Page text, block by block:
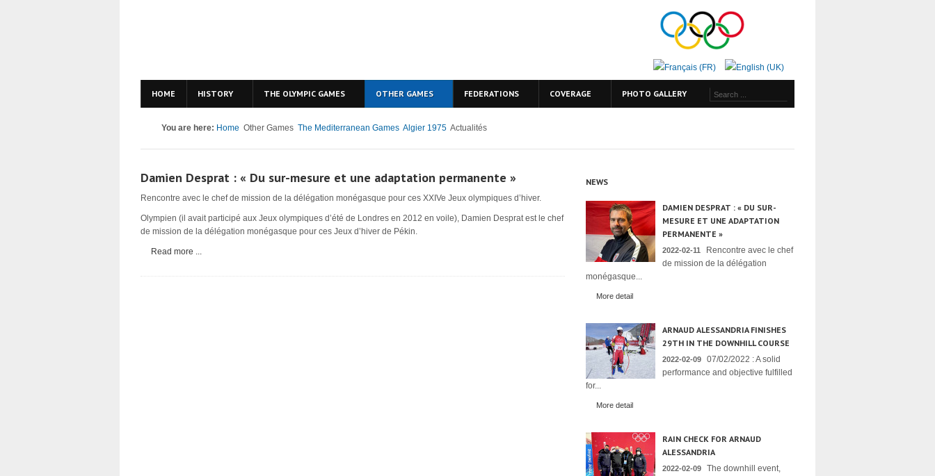
HOME HISTORY THE OLYMPIC GAMES OTHER GAMES FEDERATIONS COVERAGE PHOTO GALLERY
You are here: Home Other Games The Mediterranean Games Algier 1975 Actualités
Damien Desprat : « Du sur-mesure et une adaptation permanente »
Rencontre avec le chef de mission de la délégation monégasque pour ces XXIVe Jeux olympiques d’hiver.
Olympien (il avait participé aux Jeux olympiques d’été de Londres en 2012 en voile), Damien Desprat est le chef
de mission de la délégation monégasque pour ces Jeux d’hiver de Pékin.
Read more ...
NEWS
DAMIEN DESPRAT : « DU SUR-
MESURE ET UNE ADAPTATION
PERMANENTE »
2022-02-11
Rencontre avec le chef
de mission de la délégation
monégasque...
More detail
ARNAUD ALESSANDRIA FINISHES
29TH IN THE DOWNHILL COURSE
2022-02-09
07/02/2022 : A solid
performance and objective fulfilled
for...
More detail
RAIN CHECK FOR ARNAUD
ALESSANDRIA
2022-02-09
The downhill event,